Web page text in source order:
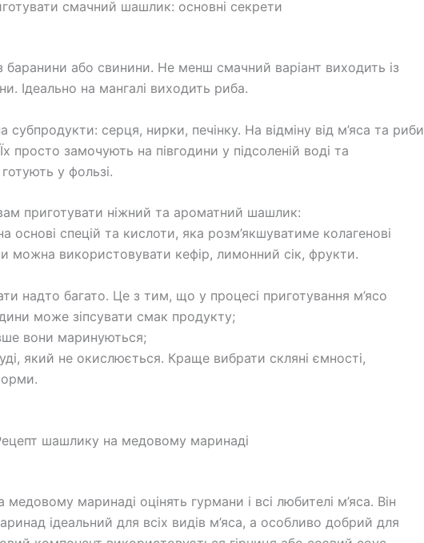
смачний шашлик: основні секрети
баранини або свинини. Не менш смачний варіант виходить із
Ідеально на мангалі виходить риба.
субпродукти: серця, нирки, печінку. На відміну від м’яса та риби
просто замочують на півгодини у підсоленій воді та
у фользі.
приготувати ніжний та ароматний шашлик:
основі спецій та кислоти, яка розм’якшуватиме колагенові
можна використовувати кефір, лимонний сік, фрукти.
надто багато. Це з тим, що у процесі приготування м’ясо
може зіпсувати смак продукту;
вони маринуються;
який не окислюється. Краще вибрати скляні ємності,
шашлику на медовому маринаді
маринаді оцінять гурмани і всі любителі м’яса. Він
ідеальний для всіх видів м’яса, а особливо добрий для